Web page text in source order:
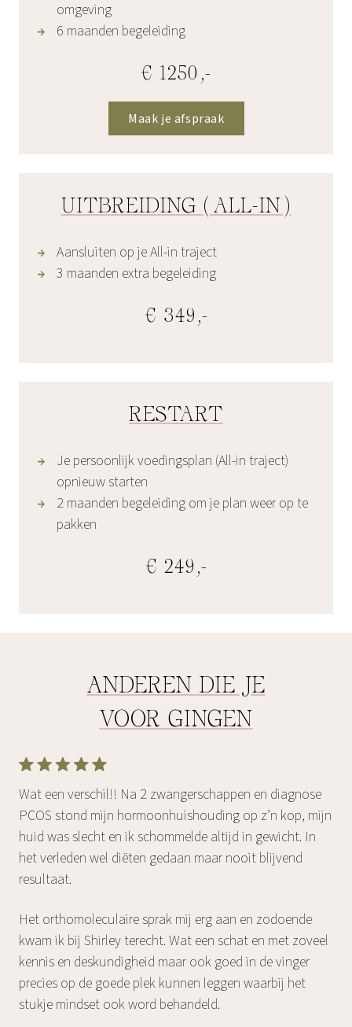
omgeving
6 maanden begeleiding
€ 1250,-
Maak je afspraak
UITBREIDING (ALL-IN)
Aansluiten op je All-in traject
3 maanden extra begeleiding
€ 349,-
RESTART
Je persoonlijk voedingsplan (All-in traject)
opnieuw starten
2 maanden begeleiding om je plan weer op te
pakken
€ 249,-
ANDEREN DIE JE
VOOR GINGEN
Wat een verschil!! Na 2 zwangerschappen en diagnose
PCOS stond mijn hormoonhuishouding op z’n kop, mijn
huid was slecht en ik schommelde altijd in gewicht. In
het verleden wel diëten gedaan maar nooit blijvend
resultaat.‌
Het orthomoleculaire sprak mij erg aan en zodoende
kwam ik bij Shirley terecht. Wat een schat en met zoveel
kennis en deskundigheid maar ook goed in de vinger
precies op de goede plek kunnen leggen waarbij het
stukje mindset ook word behandeld.